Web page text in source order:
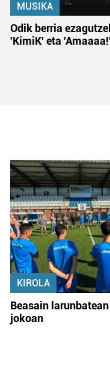
MUSIKA
Odik berria
'KimiK' eta
KIROLA
Beasain
jokoan